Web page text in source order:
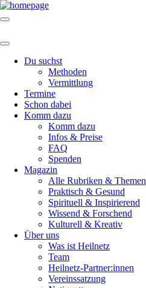
Du suchst
Methoden
Vermittlung
Termine
Schon dabei
Komm dazu
Komm dazu
Infos & Preise
FAQ
Spenden
Magazin
Alle Rubriken & Themen
Praktisch & Gesund
Spirituell & Inspirierend
Wissend & Forschend
Kulturell & Kreativ
Über uns
Was ist Heilnetz
Team
Heilnetz-Partner:innen
Vereinssatzung